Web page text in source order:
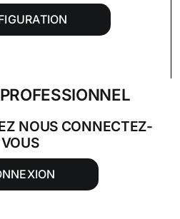
NOUS CONNECTEZ-
VOUS